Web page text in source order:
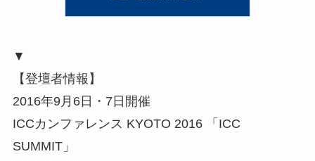
▼
【登壇者情報】
2016年9月6日・7日開催
ICCカンファレンス KYOTO 2016 「ICC
SUMMIT」